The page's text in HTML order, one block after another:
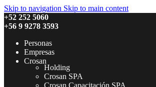
Skip to navigation Skip to main content
+52 252 5060
+56 9 9278 3593
Personas
Empresas
Crosan
Holding
Crosan SPA
Crosan Capacitación SPA